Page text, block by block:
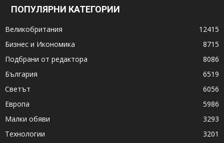
ПОПУЛЯРНИ КАТЕГОРИИ
Великобритания
12415
Бизнес и Икономика
8715
Подбрани от редактора
8086
България
6519
Светът
6056
Европа
5986
Малки обяви
3293
Технологии
3201